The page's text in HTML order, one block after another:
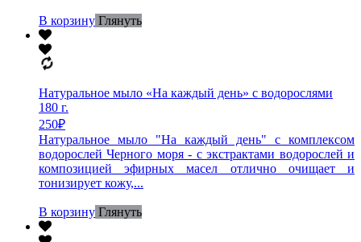
В корзину Глянуть
Натуральное мыло «На каждый день» с водорослями
180 г.
250₽
Натуральное мыло "На каждый день" с комплексом
водорослей Черного моря - с экстрактами водорослей и
композицией эфирных масел отлично очищает и
тонизирует кожу,...
В корзину Глянуть